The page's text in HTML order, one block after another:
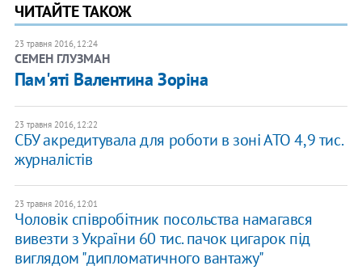
ЧИТАЙТЕ ТАКОЖ
23 травня 2016, 12:24
СЕМЕН ГЛУЗМАН
Пам'яті Валентина Зоріна
23 травня 2016, 12:22
СБУ акредитувала для роботи в зоні АТО 4,9 тис.
журналістів
23 травня 2016, 12:01
Чоловік співробітник посольства намагався
вивезти з України 60 тис. пачок цигарок під
виглядом "дипломатичного вантажу"